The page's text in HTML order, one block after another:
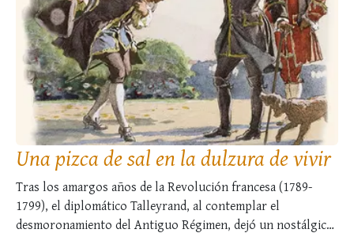
Una pizca de sal en la dulzura de vivir
Tras los amargos años de la Revolución francesa (1789-
1799), el diplomático Talleyrand, al contemplar el
desmoronamiento del Antiguo Régimen, dejó un nostálgico